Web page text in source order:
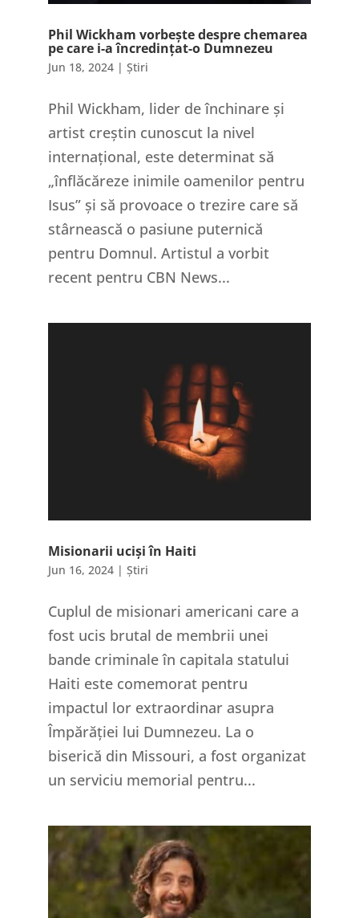
Phil Wickham vorbește despre chemarea
pe care i-a încredințat-o Dumnezeu
Jun 18, 2024| Știri
Phil Wickham, lider de închinare și
artist creștin cunoscut la nivel
internațional, este determinat să
„înflăcăreze inimile oamenilor pentru
Isus” și să provoace o trezire care să
stârnească o pasiune puternică
pentru Domnul. Artistul a vorbit
recent pentru CBN News...
Misionarii uciși în Haiti
Jun 16, 2024| Știri
Cuplul de misionari americani care a
fost ucis brutal de membrii unei
bande criminale în capitala statului
Haiti este comemorat pentru
impactul lor extraordinar asupra
Împărăției lui Dumnezeu. La o
biserică din Missouri, a fost organizat
un serviciu memorial pentru...